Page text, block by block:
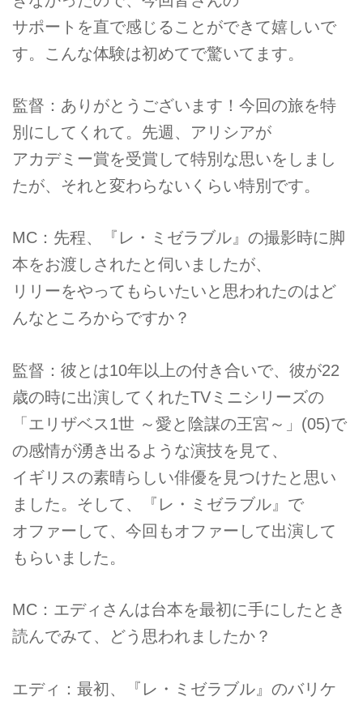
サポートを直で感じることができて嬉しいで
す。こんな体験は初めてで驚いてます。
監督：ありがとうございます！今回の旅を特
別にしてくれて。先週、アリシアが
アカデミー賞を受賞して特別な思いをしまし
たが、それと変わらないくらい特別です。
MC：先程、『レ・ミゼラブル』の撮影時に脚
本をお渡しされたと伺いましたが、
リリーをやってもらいたいと思われたのはど
んなところからですか？
監督：彼とは10年以上の付き合いで、彼が22
歳の時に出演してくれたTVミニシリーズの
「エリザベス1世 ～愛と陰謀の王宮～」(05)で
の感情が湧き出るような演技を見て、
イギリスの素晴らしい俳優を見つけたと思い
ました。そして、『レ・ミゼラブル』で
オファーして、今回もオファーして出演して
もらいました。
MC：エディさんは台本を最初に手にしたとき
読んでみて、どう思われましたか？
エディ：最初、『レ・ミゼラブル』のバリケ